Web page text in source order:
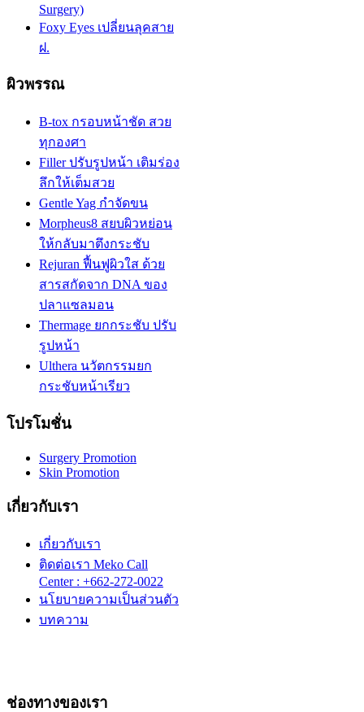
Surgery)
Foxy Eyes เปลี่ยนลุคสาย
ฝ.
ผิวพรรณ
B-tox กรอบหน้าชัด สวย
ทุกองศา
Filler ปรับรูปหน้า เติมร่อง
ลึกให้เต็มสวย
Gentle Yag กำจัดขน
Morpheus8 สยบผิวหย่อน
ให้กลับมาตึงกระชับ
Rejuran ฟื้นฟูผิวใส ด้วย
สารสกัดจาก DNA ของ
ปลาแซลมอน
Thermage ยกกระชับ ปรับ
รูปหน้า
Ulthera นวัตกรรมยก
กระชับหน้าเรียว
โปรโมชั่น
Surgery Promotion
Skin Promotion
เกี่ยวกับเรา
เกี่ยวกับเรา
ติดต่อเรา Meko Call
Center : +662-272-0022
นโยบายความเป็นส่วนตัว
บทความ
ช่องทางของเรา